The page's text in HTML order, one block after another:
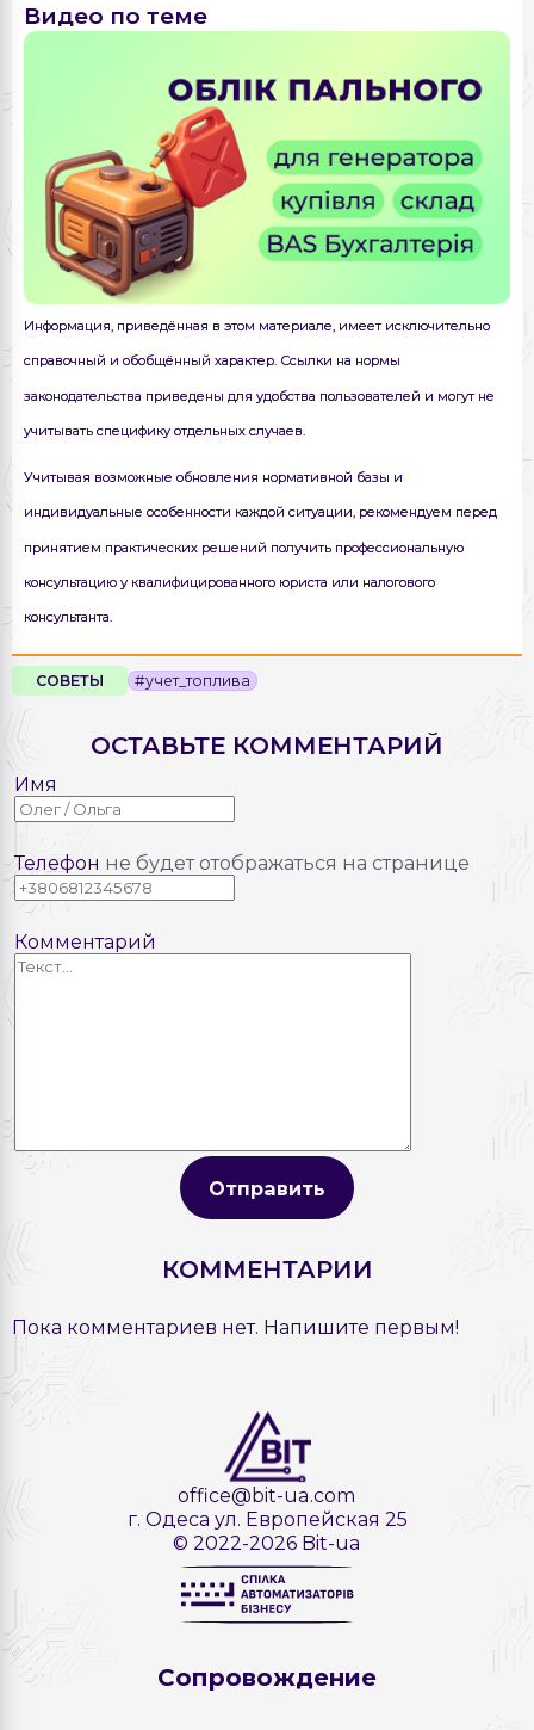
Видео по теме
Информация, приведённая в этом материале, имеет исключительно
справочный и обобщённый характер. Ссылки на нормы
законодательства приведены для удобства пользователей и могут не
учитывать специфику отдельных случаев.
Учитывая возможные обновления нормативной базы и
индивидуальные особенности каждой ситуации, рекомендуем перед
принятием практических решений получить профессиональную
консультацию у квалифицированного юриста или налогового
консультанта.
СОВЕТЫ #учет_топлива
ОСТАВЬТЕ КОММЕНТАРИЙ
Имя
Телефон не будет отображаться на странице
Комментарий
Отправить
КОММЕНТАРИИ
Пока комментариев нет. Напишите первым!
office@bit-ua.com
г. Одеса ул. Европейская 25
© 2022-2026 Bit-ua
Сопровождение